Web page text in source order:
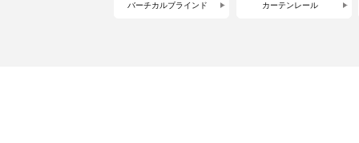
バーチカルブラインド カーテンレール